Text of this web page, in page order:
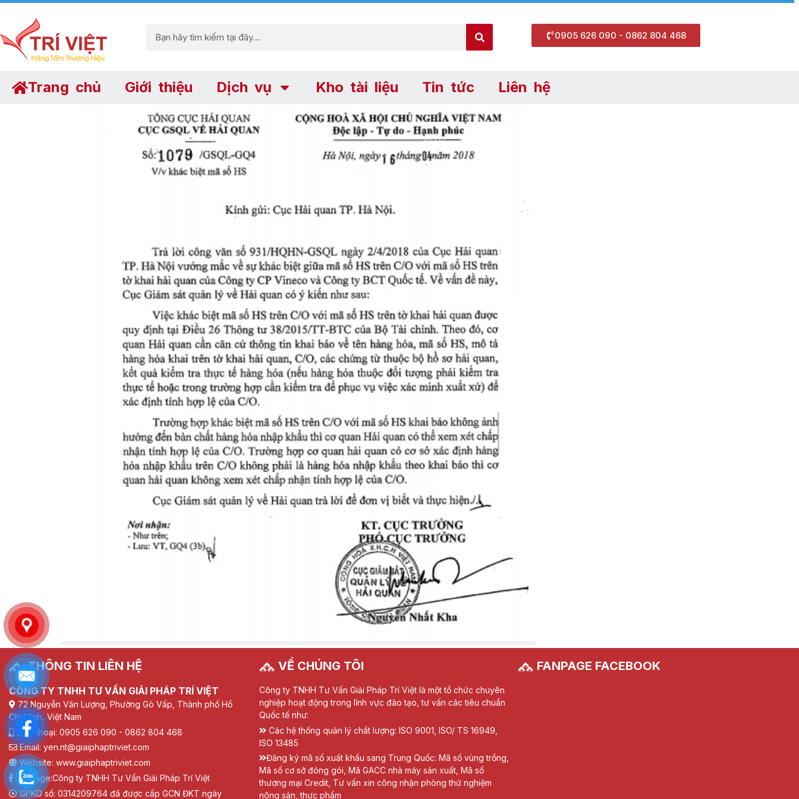
0905 626 090 - 0862 804 468
Trang chủ Giới thiệu Dịch vụ Kho tài liệu Tin tức Liên hệ
THÔNG TIN LIÊN HỆ
CÔNG TY TNHH TƯ VẤN GIẢI PHÁP TRÍ VIỆT
72 Nguyễn Văn Lượng, Phường Gò Vấp, Thành phố Hồ
Chí Minh, Việt Nam
Điện thoại: 0905 626 090 - 0862 804 468
Email: yen.nt@giaiphaptriviet.com
Website: www.giaiphaptriviet.com
Fanpage:Công ty TNHH Tư Vấn Giải Pháp Trí Việt
GPKD số: 0314209764 đã được cấp GCN ĐKT ngày
VỀ CHÚNG TÔI
Công ty TNHH Tư Vấn Giải Pháp Trí Việt là một tổ chức chuyên
nghiệp hoạt động trong lĩnh vực đào tạo, tư vấn các tiêu chuẩn
Quốc tế như:
Các hệ thống quản lý chất lượng: ISO 9001, ISO/ TS 16949,
ISO 13485
Đăng ký mã số xuất khẩu sang Trung Quốc: Mã số vùng trồng,
Mã số cơ sở đóng gói, Mã GACC nhà máy sản xuất, Mã số
thương mại Credit, Tư vấn xin công nhận phòng thử nghiệm
nông sản, thực phẩm
FANPAGE FACEBOOK